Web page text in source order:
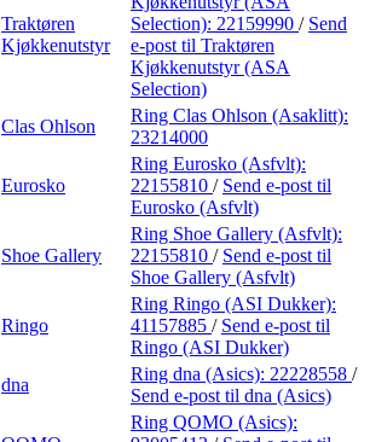
Traktøren
Kjøkkenutstyr
Selection): 22159990 / Send
e-post til Traktøren
Kjøkkenutstyr (ASA
Selection)
Clas Ohlson
Ring Clas Ohlson (Asaklitt):
23214000
Eurosko
Ring Eurosko (Asfvlt):
22155810 / Send e-post til
Eurosko (Asfvlt)
Shoe Gallery
Ring Shoe Gallery (Asfvlt):
22155810 / Send e-post til
Shoe Gallery (Asfvlt)
Ringo
Ring Ringo (ASI Dukker):
41157885 / Send e-post til
Ringo (ASI Dukker)
dna
Ring dna (Asics): 22228558 /
Send e-post til dna (Asics)
Ring QOMO (Asics):